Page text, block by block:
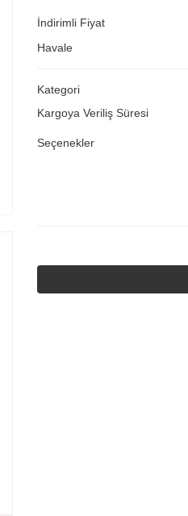
İndirimli Fiyat
Havale
Kategori
Kargoya Veriliş Süresi
Seçenekler